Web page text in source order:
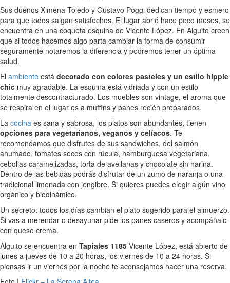
Sus dueños Ximena Toledo y Gustavo Poggi dedican tiempo y esmero
para que todos salgan satisfechos. El lugar abrió hace poco meses, se
encuentra en una coqueta esquina de Vicente López. En Alguito creen
que si todos hacemos algo parta cambiar la forma de consumir
seguramente notaremos la diferencia y podremos tener un óptima
salud.
El ambiente está decorado con colores pasteles y un estilo hippie
chic muy agradable. La esquina está vidriada y con un estilo
totalmente descontracturado. Los muebles son vintage, el aroma que
se respira en el lugar es a muffins y panes recién preparados.
La cocina es sana y sabrosa, los platos son abundantes, tienen
opciones para vegetarianos, veganos y celíacos. Te
recomendamos que disfrutes de sus sandwiches, del salmón
ahumado, tomates secos con rúcula, hamburguesa vegetariana,
cebollas caramelizadas, torta de avellanas y chocolate sin harina.
Dentro de las bebidas podrás disfrutar de un zumo de naranja o una
tradicional limonada con jengibre. Si quieres puedes elegir algún vino
orgánico y biodinámico.
Un secreto: todos los días cambian el plato sugerido para el almuerzo.
Si vas a merendar o desayunar pide los panes caseros y acompáñalo
con queso crema.
Alguito se encuentra en Tapiales 1185 Vicente López, está abierto de
lunes a jueves de 10 a 20 horas, los viernes de 10 a 24 horas. Si
piensas ir un viernes por la noche te aconsejamos hacer una reserva.